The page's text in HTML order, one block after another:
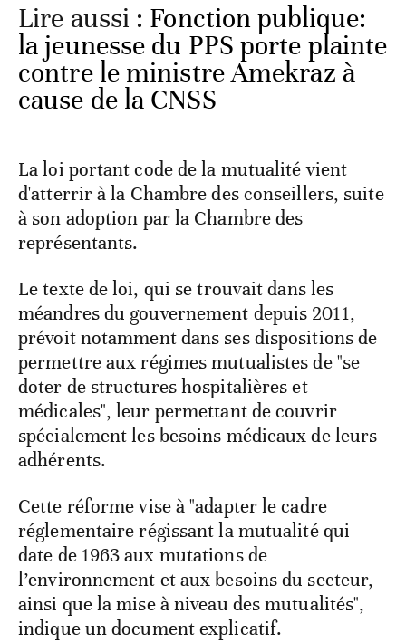
Lire aussi : Fonction publique:
la jeunesse du PPS porte plainte
contre le ministre Amekraz à
cause de la CNSS
La loi portant code de la mutualité vient
d'atterrir à la Chambre des conseillers, suite
à son adoption par la Chambre des
représentants.
Le texte de loi, qui se trouvait dans les
méandres du gouvernement depuis 2011,
prévoit notamment dans ses dispositions de
permettre aux régimes mutualistes de "se
doter de structures hospitalières et
médicales", leur permettant de couvrir
spécialement les besoins médicaux de leurs
adhérents.
Cette réforme vise à "adapter le cadre
réglementaire régissant la mutualité qui
date de 1963 aux mutations de
l’environnement et aux besoins du secteur,
ainsi que la mise à niveau des mutualités",
indique un document explicatif.